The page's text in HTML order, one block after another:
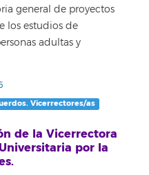
general de proyectos
los estudios de
adultas y
Vicerrectores/as
de la Vicerrectora
por la